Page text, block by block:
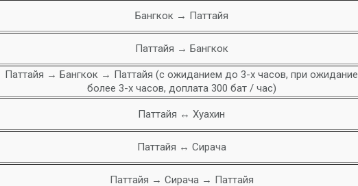
Бангкок → Паттайя
Паттайя → Бангкок
Паттайя → Бангкок → Паттайя (с ожиданием до 3-х часов, при ожидание
более 3-х часов, доплата 300 бат / час)
Паттайя ↔ Хуахин
Паттайя ↔ Сирача
Паттайя → Сирача → Паттайя